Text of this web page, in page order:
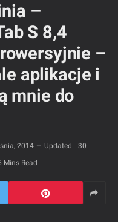
–
S 8,4
–
aplikacje i
mnie do
2014 Updated: 30
Mins Read